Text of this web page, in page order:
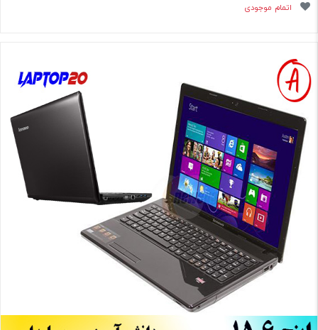
اتمام موجودی